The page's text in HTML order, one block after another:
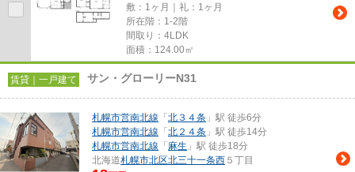
敷：1ヶ月｜礼：1ヶ月
所在階：1-2階
間取り：4LDK
面積：124.00㎡
賃貸｜一戸建て サン・グローリーN31
札幌市営南北線 「 北３４条 」駅 徒歩6分
札幌市営南北線 「 北２４条 」駅 徒歩14分
札幌市営南北線 「 麻生 」駅 徒歩18分
北海道札幌市北区北三十一条西 ５丁目